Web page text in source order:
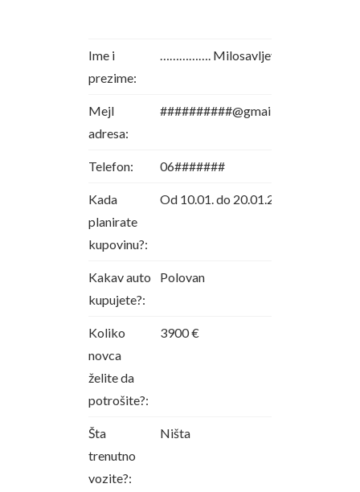
Ime i
prezime:
……………. Milosavljević
Mejl
adresa:
##########@gmail.com
Telefon: 06#######
Kada
planirate
kupovinu?:
Od 10.01. do 20.01.2020
Kakav auto
kupujete?:
Polovan
Koliko
novca
želite da
potrošite?:
3900 €
Šta
trenutno
vozite?:
Ništa